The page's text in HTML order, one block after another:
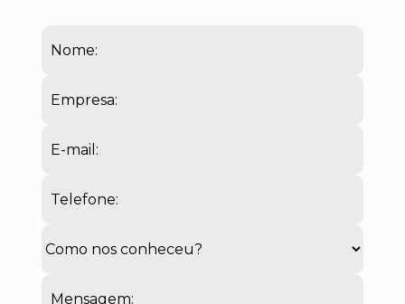
Nome:
Empresa:
E-mail:
Telefone:
Mensagem: